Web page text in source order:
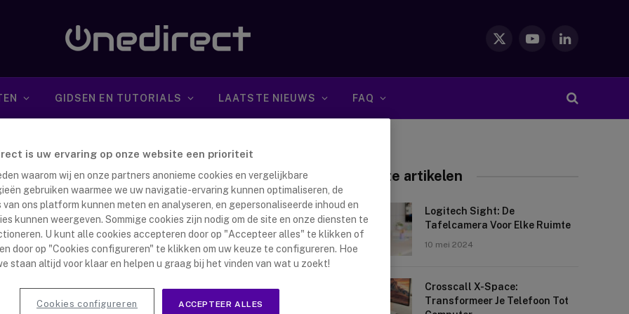
X
YouTubeLinkedIn
GIDSEN EN TUTORIALS LAATSTE NIEUWS FAQ
s´Werelds eerste Smartphone met
jaar heeft een nieuwe robuuste smartphone de
Nieuwste artikelen
Logitech Sight: De
Tafelcamera Voor Elke Ruimte
10 mei 2024
Crosscall X-Space:
Transformeer Je Telefoon Tot
is uw ervaring op onze website een prioriteit
waarom wij en onze partners anonieme cookies en vergelijkbare
gebruiken waarmee we uw navigatie-ervaring kunnen optimaliseren, de
ons platform kunnen meten en analyseren, en gepersonaliseerde inhoud en
kunnen weergeven. Sommige cookies zijn nodig om de site en onze diensten te
U kunt alle cookies accepteren door op "Accepteer alles" te klikken of
door op "Cookies configureren" te klikken om uw keuze te configureren. Hoe
staan altijd voor klaar en helpen u graag bij het vinden van wat u zoekt!
ACCEPTEER ALLES
Cookies configureren